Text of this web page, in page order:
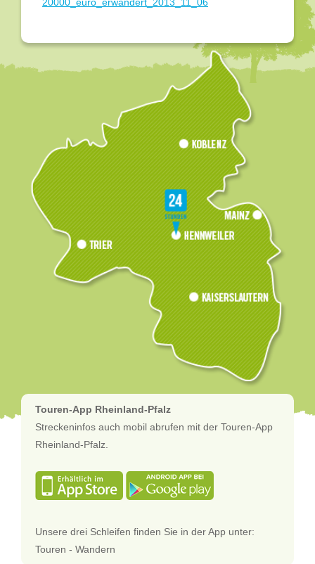
Touren-App Rheinland-Pfalz
Streckeninfos auch mobil abrufen mit der Touren-App
Rheinland-Pfalz.
Unsere drei Schleifen finden Sie in der App unter:
Touren - Wandern